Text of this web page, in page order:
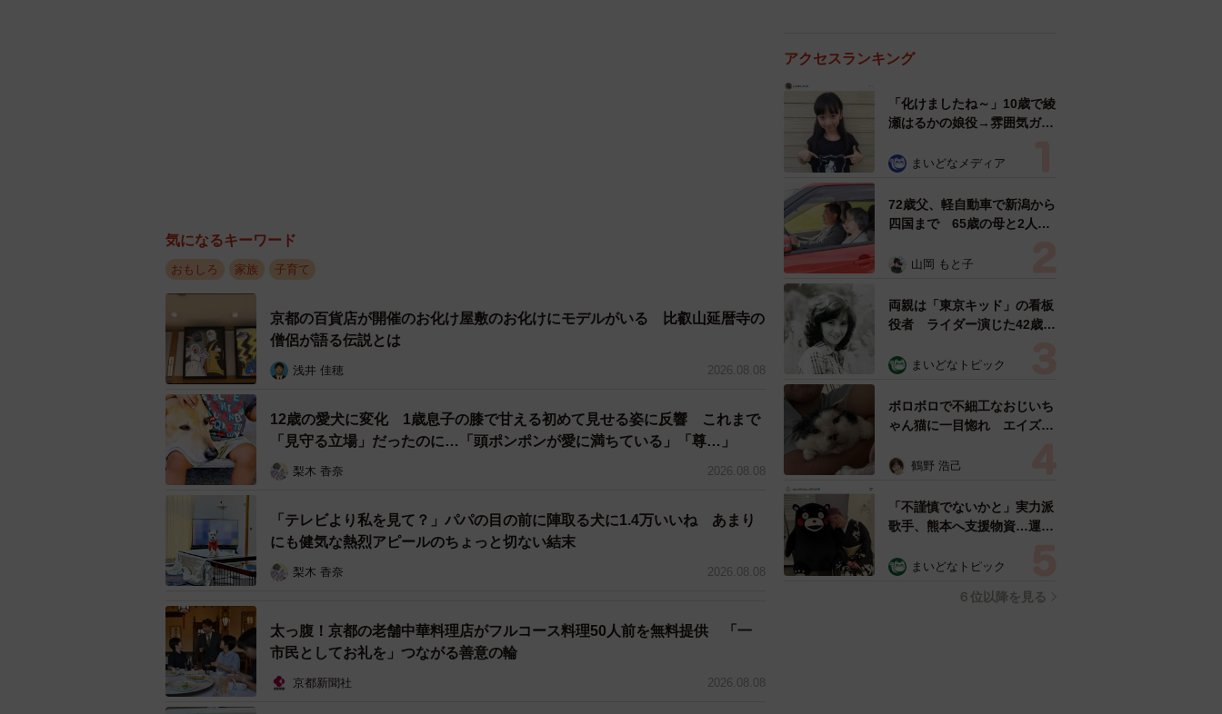
「下の子たちが準備できてるのに、なんでお姉ちゃんのアンタが遊んでるの！？年長さんや
お姉ちゃんは怒られ慣れているのか、泣くことなく、その場にスッと立ってお母さんの話を
聞いています。
「なんなん、その目は？文句でもあるの？お母さんが言ってることは間違ってるか！？もう
いいわ。アンタは一人で帰りなさい。」
そう言うと、お母さんは下の子2人を連れて自転車で行ってしまいます。
ちなみにこのやり取りが行われていたのは、保育園の門の外。寒空の下、女の子はひとり取
り残されてしまいました。
逆にこちらが心配になるほど。筆者はその子と面識があったため、声を掛けました。
「お母さん、行っちゃったけど大丈夫？おうち近いの？」
気になるキーワード
おもしろ 家族 子育て
京都の百貨店が開催のお化け屋敷のお化けにモデルがいる 比叡山延暦寺の
僧侶が語る伝説とは
浅井 佳穂 2026.08.08
12歳の愛犬に変化 1歳息子の膝で甘える初めて見せる姿に反響 これまで
「見守る立場」だったのに…「頭ポンポンが愛に満ちている」「尊…」
梨木 香奈 2026.08.08
「テレビより私を見て？」パパの目の前に陣取る犬に1.4万いいね あまり
にも健気な熱烈アピールのちょっと切ない結末
梨木 香奈 2026.08.08
太っ腹！京都の老舗中華料理店がフルコース料理50人前を無料提供 「一
市民としてお礼を」つながる善意の輪
京都新聞社 2026.08.08
アクセスランキング
「化けましたね～」10歳で綾
瀬はるかの娘役→雰囲気ガラ
雰囲気が」「宝塚に入れそ
まいどなメディア
72歳父、軽自動車で新潟から
四国まで 65歳の母と2人で
憩まで分刻み… 「大学生で
山岡 もと子
両親は「東京キッド」の看板
役者 ライダー演じた42歳元
ングフォト」計画を明言
む」
まいどなトピック
ボロボロで不細工なおじいち
ゃん猫に一目惚れ エイズだ
暮らすと「おじ猫」だって可
鶴野 浩己
「不謹慎でないかと」実力派
歌手、熊本へ支援物資…運搬
めらい 「痛いほど伝わる」
まいどなトピック
６位以降を見る